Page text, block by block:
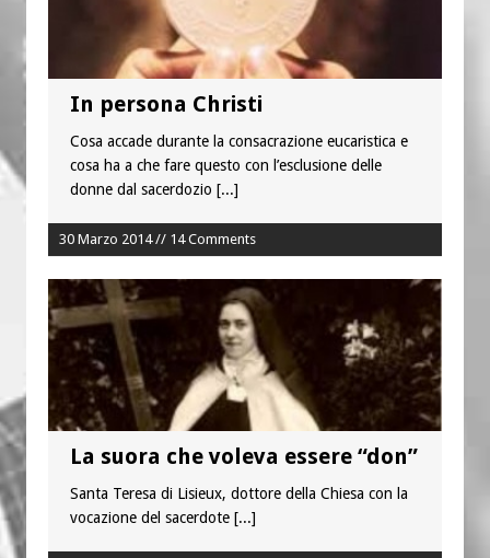
In persona Christi
Cosa accade durante la consacrazione eucaristica e
cosa ha a che fare questo con l’esclusione delle
donne dal sacerdozio [...]
30 Marzo 2014 // 14 Comments
La suora che voleva essere “don”
Santa Teresa di Lisieux, dottore della Chiesa con la
vocazione del sacerdote [...]